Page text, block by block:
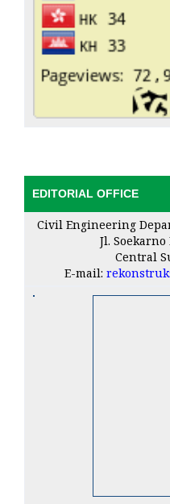
EDITORIAL OFFICE
Civil Engineering
Jl.
Central
E-mail: